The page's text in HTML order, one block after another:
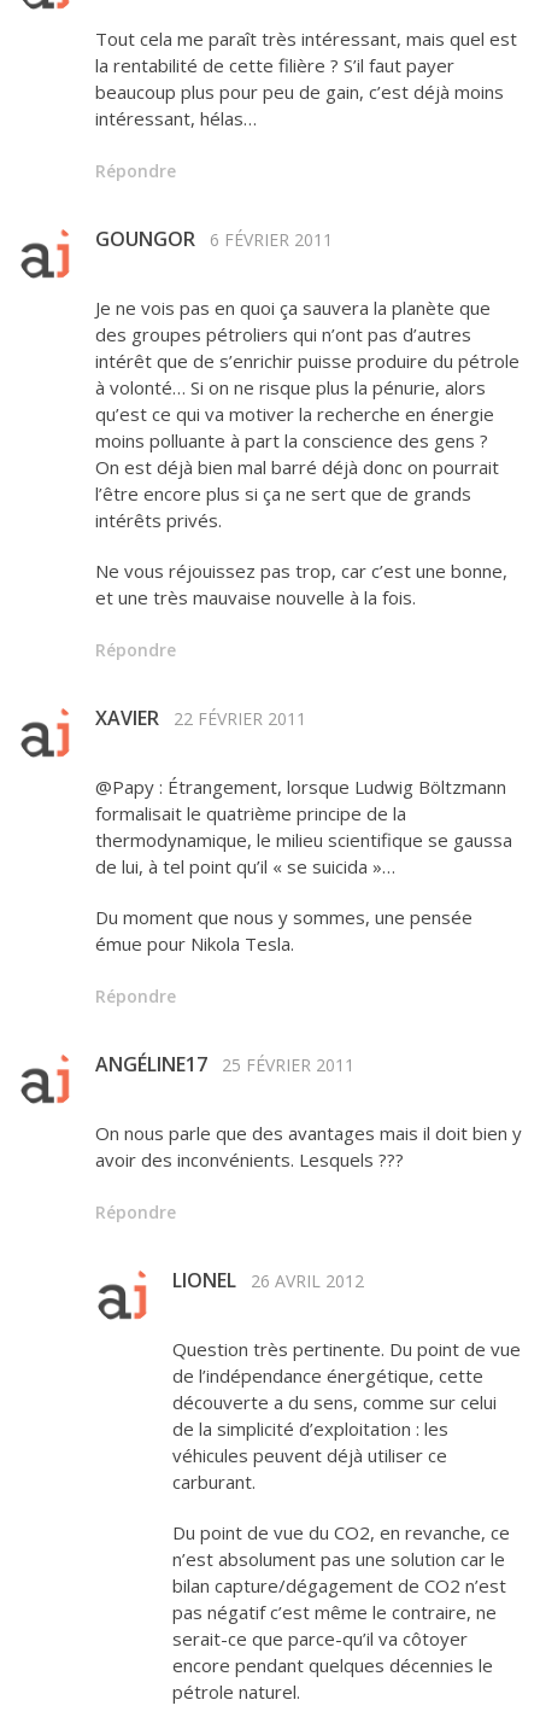
Tout cela me paraît très intéressant, mais quel est
la rentabilité de cette filière ? S’il faut payer
beaucoup plus pour peu de gain, c’est déjà moins
intéressant, hélas…
Répondre
GOUNGOR 6 FÉVRIER 2011
Je ne vois pas en quoi ça sauvera la planète que
des groupes pétroliers qui n’ont pas d’autres
intérêt que de s’enrichir puisse produire du pétrole
à volonté… Si on ne risque plus la pénurie, alors
qu’est ce qui va motiver la recherche en énergie
moins polluante à part la conscience des gens ?
On est déjà bien mal barré déjà donc on pourrait
l’être encore plus si ça ne sert que de grands
intérêts privés.
Ne vous réjouissez pas trop, car c’est une bonne,
et une très mauvaise nouvelle à la fois.
Répondre
XAVIER 22 FÉVRIER 2011
@Papy : Étrangement, lorsque Ludwig Böltzmann
formalisait le quatrième principe de la
thermodynamique, le milieu scientifique se gaussa
de lui, à tel point qu’il « se suicida »…
Du moment que nous y sommes, une pensée
émue pour Nikola Tesla.
Répondre
ANGÉLINE17 25 FÉVRIER 2011
On nous parle que des avantages mais il doit bien y
avoir des inconvénients. Lesquels ???
Répondre
LIONEL 26 AVRIL 2012
Question très pertinente. Du point de vue
de l’indépendance énergétique, cette
découverte a du sens, comme sur celui
de la simplicité d’exploitation : les
véhicules peuvent déjà utiliser ce
carburant.
Du point de vue du CO2, en revanche, ce
n’est absolument pas une solution car le
bilan capture/dégagement de CO2 n’est
pas négatif c’est même le contraire, ne
serait-ce que parce-qu’il va côtoyer
encore pendant quelques décennies le
pétrole naturel.